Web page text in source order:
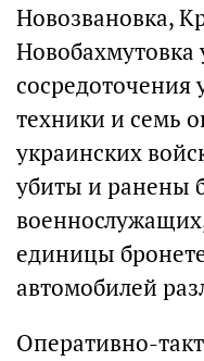
Новозвановка,
сосредоточения
техники и семь
украинских
убиты и ранены
единицы
автомобилей
Оперативно-